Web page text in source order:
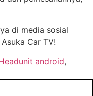
di media sosial
Asuka Car TV!
android,